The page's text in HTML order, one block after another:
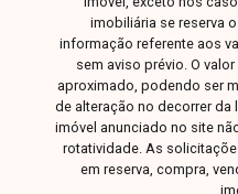
imobiliária se reserva
informação referente aos
sem aviso prévio. O
aproximado, podendo ser
de alteração no decorrer da
imóvel anunciado no site
rotatividade. As
em reserva, compra,